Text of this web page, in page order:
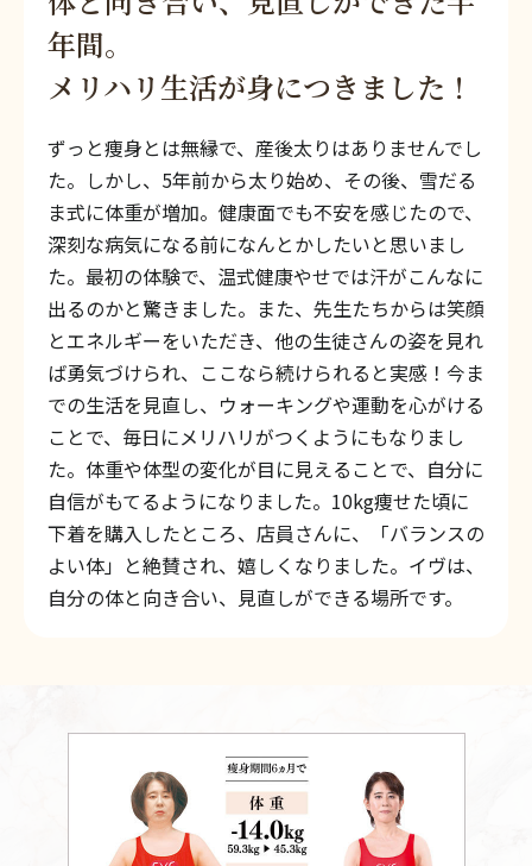
年間。
メリハリ生活が身につきました！
ずっと痩身とは無縁で、産後太りはありませんでし
た。しかし、5年前から太り始め、その後、雪だる
ま式に体重が増加。健康面でも不安を感じたので、
深刻な病気になる前になんとかしたいと思いまし
た。最初の体験で、温式健康やせでは汗がこんなに
出るのかと驚きました。また、先生たちからは笑顔
とエネルギーをいただき、他の生徒さんの姿を見れ
ば勇気づけられ、ここなら続けられると実感！今ま
での生活を見直し、ウォーキングや運動を心がける
ことで、毎日にメリハリがつくようにもなりまし
た。体重や体型の変化が目に見えることで、自分に
自信がもてるようになりました。10kg痩せた頃に
下着を購入したところ、店員さんに、「バランスの
よい体」と絶賛され、嬉しくなりました。イヴは、
自分の体と向き合い、見直しができる場所です。